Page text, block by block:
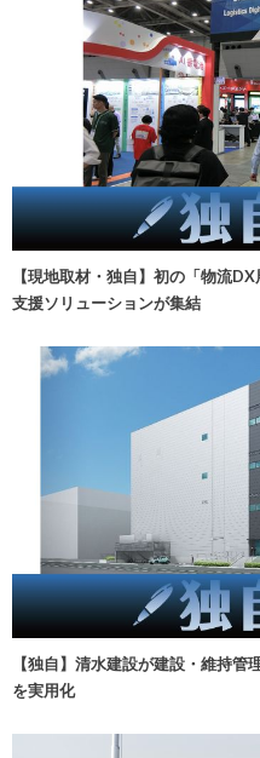
【現地取材・独自】初の「物流
支援ソリューションが集結
【独自】清水建設が建設・維持
を実用化